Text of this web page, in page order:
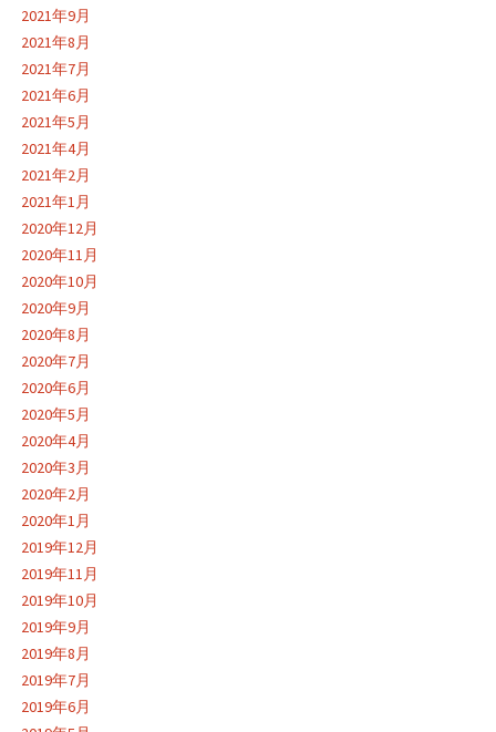
2021年9月
2021年8月
2021年7月
2021年6月
2021年5月
2021年4月
2021年2月
2021年1月
2020年12月
2020年11月
2020年10月
2020年9月
2020年8月
2020年7月
2020年6月
2020年5月
2020年4月
2020年3月
2020年2月
2020年1月
2019年12月
2019年11月
2019年10月
2019年9月
2019年8月
2019年7月
2019年6月